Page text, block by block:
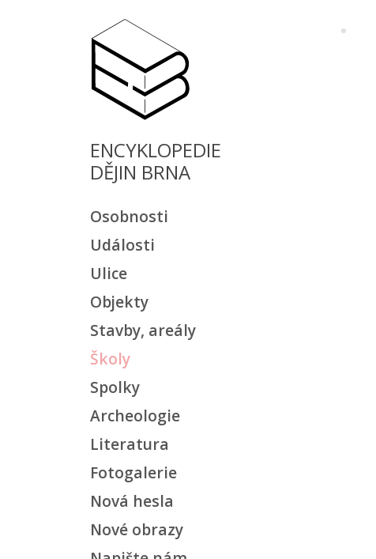
ENCYKLOPEDIE
DĚJIN BRNA
Osobnosti
Události
Ulice
Objekty
Stavby, areály
Školy
Spolky
Archeologie
Literatura
Fotogalerie
Nová hesla
Nové obrazy